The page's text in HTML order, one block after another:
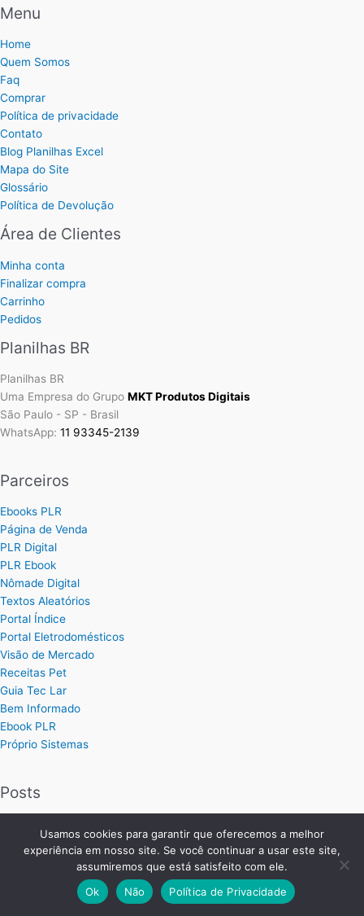
Menu
Home
Quem Somos
Faq
Comprar
Política de privacidade
Contato
Blog Planilhas Excel
Mapa do Site
Glossário
Política de Devolução
Área de Clientes
Minha conta
Finalizar compra
Carrinho
Pedidos
Planilhas BR
Planilhas BR
Uma Empresa do Grupo MKT Produtos Digitais
São Paulo - SP - Brasil
WhatsApp: 11 93345-2139
Parceiros
Ebooks PLR
Página de Venda
PLR Digital
PLR Ebook
Nômade Digital
Textos Aleatórios
Portal Índice
Portal Eletrodomésticos
Visão de Mercado
Receitas Pet
Guia Tec Lar
Bem Informado
Ebook PLR
Próprio Sistemas
Posts
Planilha Excel para Plano de Cargos e Salários
Planilha de Ordem de Serviço Completa
Planilha de Controle de Treinamentos
Planilha para Calcular Preço de Produtos no Excel
Usamos cookies para garantir que oferecemos a melhor
experiência em nosso site. Se você continuar a usar este site,
assumiremos que está satisfeito com ele.
Ok
Não Política de Privacidade